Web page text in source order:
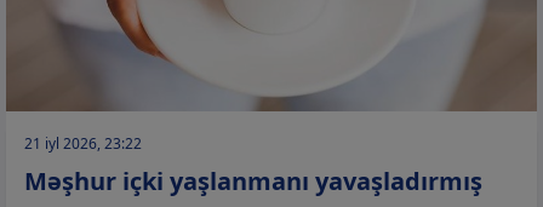
21 iyl 2026, 23:22
Məşhur içki yaşlanmanı yavaşladırmış